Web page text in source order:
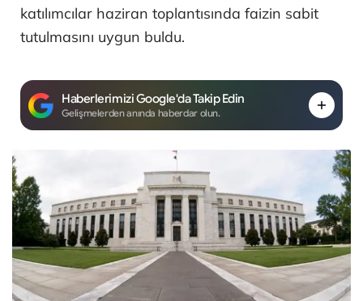
katılımcılar haziran toplantısında faizin sabit
tutulmasını uygun buldu.
Haberlerimizi Google'da Takip Edin
Gelişmelerden anında haberdar olun.